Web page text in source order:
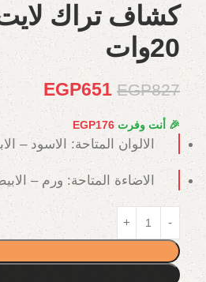
كشاف تراك
20وات
EGP827
EGP651
🎉 أنت وفرت EGP176
الالوان المتاحة: الاسود –
الاضاءة المتاحة: ورم –